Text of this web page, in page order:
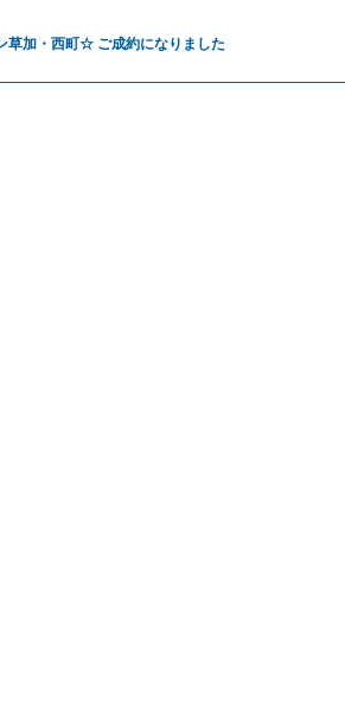
草加・西町☆ ご成約になりました